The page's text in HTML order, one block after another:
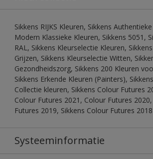
Sikkens RIJKS Kleuren, Sikkens
Modern Klassieke Kleuren, Sikkens 5051,
RAL, Sikkens Kleurselectie Kleuren,
Grijzen, Sikkens Kleurselectie Witten,
Gezondheidszorg, Sikkens 200 Kleuren
Sikkens Erkende Kleuren (Painters),
Collectie kleuren, Sikkens Colour Futures
Colour Futures 2021, Colour Futures
Futures 2019, Sikkens Colour Futures 2018
Systeeminformatie